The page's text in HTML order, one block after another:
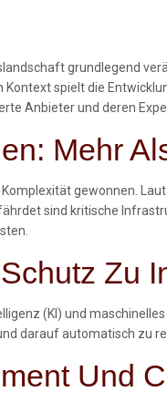
grundlegend
spielt die
Anbieter und deren
Mehr
gewonnen.
sind kritische
Zu
(KI) und
darauf automatisch zu
Und